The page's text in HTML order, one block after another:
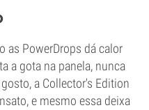
as PowerDrops dá calor
a gota na panela, nunca
a Collector's Edition
e mesmo essa deixa